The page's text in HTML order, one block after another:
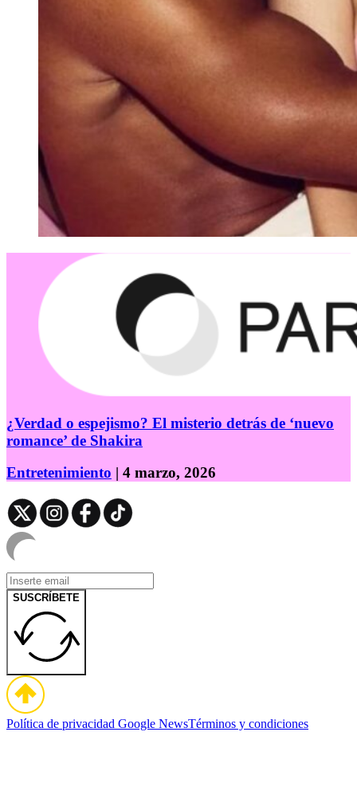
¿Verdad o espejismo? El misterio detrás de ‘nuevo
romance’ de Shakira
Entretenimiento | 4 marzo, 2026
SUSCRÍBETE
Política de privacidad Google NewsTérminos y condiciones